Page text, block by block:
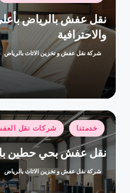
نقل عفش بالرياض
والاحترافية
تمّ
شركة نقل عفش و تخزين الاثاث بالرياض
نُشر
في
خدمتنا شركات نقل
نقل عفش بحي حطين
تمّ
النشر
بواسطة
شركة نقل عفش و تخزين الاثاث بالرياض